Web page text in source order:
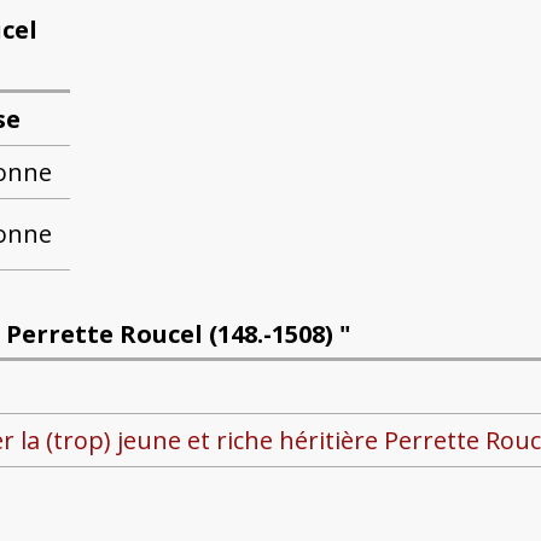
Roucel (148.-1508) "
la (trop) jeune et riche héritière Perrette